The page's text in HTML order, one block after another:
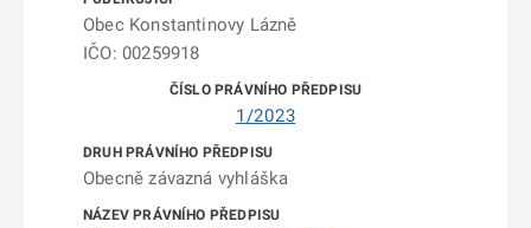
Obec Konstantinovy Lázně
IČO: 00259918
1/2023
Obecně závazná vyhláška